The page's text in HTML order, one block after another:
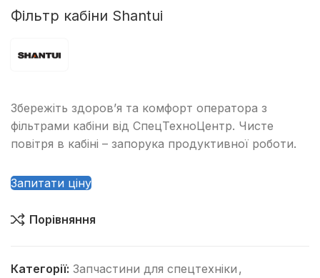
Фільтр кабіни Shantui
Збережіть здоров’я та комфорт оператора з
фільтрами кабіни від СпецТехноЦентр. Чисте
повітря в кабіні – запорука продуктивної роботи.
Запитати ціну
Порівняння
Категорії: Запчастини для спецтехніки ,